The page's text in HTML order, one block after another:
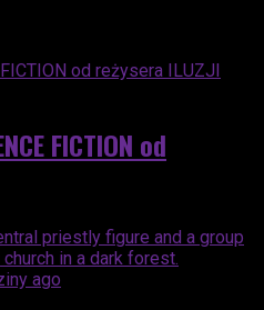
FICTION od
ago